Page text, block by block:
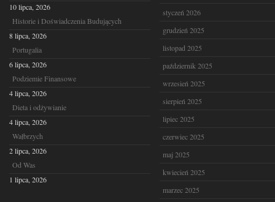
10 lipca, 2026
Historie i Doświadczenia Budujących
8 lipca, 2026
Portugalia
6 lipca, 2026
Podziemie Finansowe
4 lipca, 2026
Dieta i odżywianie
4 lipca, 2026
Wałbrzych
2 lipca, 2026
Od Was
1 lipca, 2026
styczeń 2026
grudzień 2025
listopad 2025
październik 2025
wrzesień 2025
sierpień 2025
lipiec 2025
czerwiec 2025
maj 2025
kwiecień 2025
marzec 2025